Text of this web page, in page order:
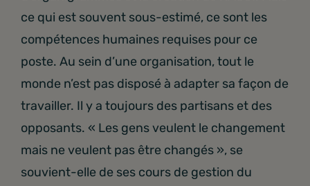
ce qui est souvent sous-estimé, ce sont les
compétences humaines requises pour ce
poste. Au sein d’une organisation, tout le
monde n’est pas disposé à adapter sa façon de
travailler. Il y a toujours des partisans et des
opposants. « Les gens veulent le changement
mais ne veulent pas être changés », se
souvient-elle de ses cours de gestion du